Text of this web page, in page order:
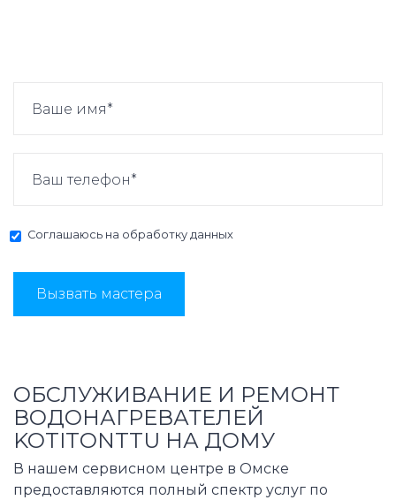
Соглашаюсь на обработку данных
Вызвать мастера
ОБСЛУЖИВАНИЕ И РЕМОНТ
ВОДОНАГРЕВАТЕЛЕЙ
KOTITONTTU НА ДОМУ
В нашем сервисном центре в Омске
предоставляются полный спектр услуг по